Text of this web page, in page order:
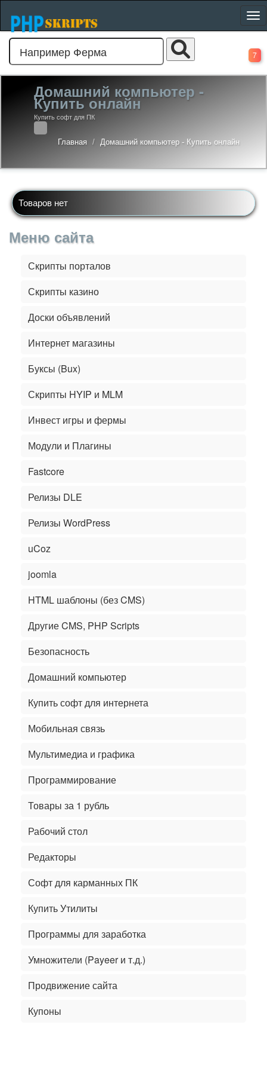
7
Домашний компьютер -
Купить онлайн
Купить софт для ПК
Главная Домашний компьютер - Купить онлайн
Товаров нет
Меню сайта
Скрипты порталов
Скрипты казино
Доски объявлений
Интернет магазины
Буксы (Bux)
Скрипты HYIP и MLM
Инвест игры и фермы
Модули и Плагины
Fastcore
Релизы DLE
Релизы WordPress
uCoz
joomla
HTML шаблоны (без CMS)
Другие CMS, PHP Scripts
Безопасность
Домашний компьютер
Купить софт для интернета
Мобильная связь
Мультимедиа и графика
Программирование
Товары за 1 рубль
Рабочий стол
Редакторы
Софт для карманных ПК
Купить Утилиты
Программы для заработка
Умножители (Payeer и т.д.)
Продвижение сайта
Купоны